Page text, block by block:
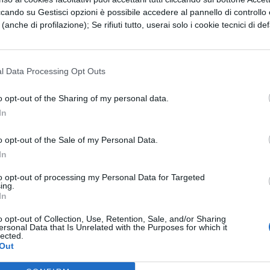
su Gestisci opzioni è possibile accedere al pannello di controllo
di profilazione); Se rifiuti tutto, userai solo i cookie tecnici di
Data Processing Opt Outs
opt-out of the Sharing of my personal data.
opt-out of the Sale of my Personal Data.
opt-out of processing my Personal Data for Targeted
opt-out of Collection, Use, Retention, Sale, and/or Sharing
Data that Is Unrelated with the Purposes for which it
antiriflesso da 15.6 pollici, con un rapporto
di 1080p;
generazione a 1.7 GHz;
SSD;
prestazioni grafiche superiori su laptop del